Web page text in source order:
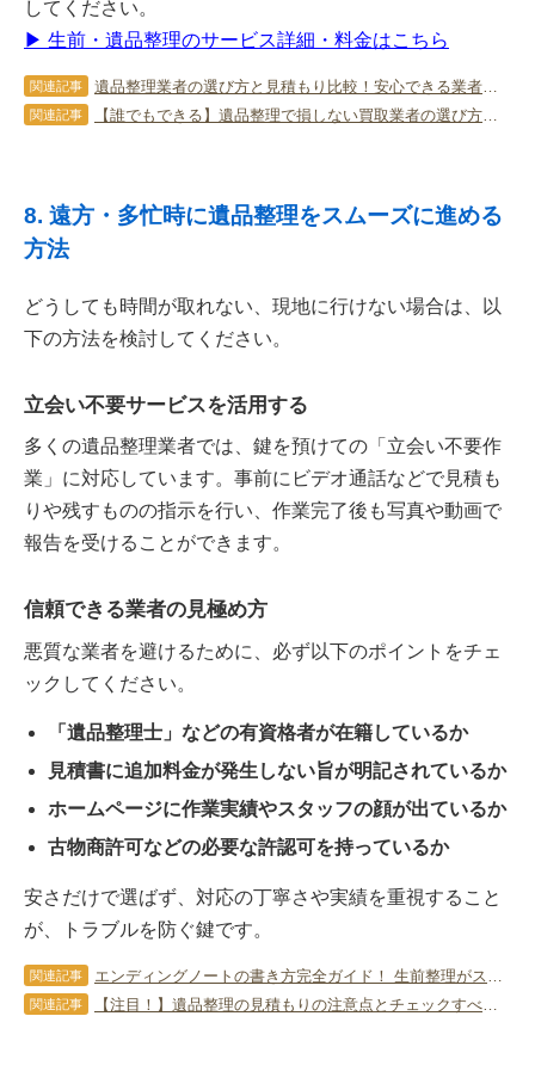
してください。
▶︎ 生前・遺品整理のサービス詳細・料金はこちら
関連記事
関連記事
8. 遠方・多忙時に遺品整理をスムーズに進める
方法
どうしても時間が取れない、現地に行けない場合は、以
下の方法を検討してください。
立会い不要サービスを活用する
多くの遺品整理業者では、鍵を預けての「立会い不要作
業」に対応しています。事前にビデオ通話などで見積も
りや残すものの指示を行い、作業完了後も写真や動画で
報告を受けることができます。
信頼できる業者の見極め方
悪質な業者を避けるために、必ず以下のポイントをチェ
ックしてください。
「遺品整理士」などの有資格者が在籍しているか
見積書に追加料金が発生しない旨が明記されているか
ホームページに作業実績やスタッフの顔が出ているか
古物商許可などの必要な許認可を持っているか
安さだけで選ばず、対応の丁寧さや実績を重視すること
が、トラブルを防ぐ鍵です。
関連記事
関連記事